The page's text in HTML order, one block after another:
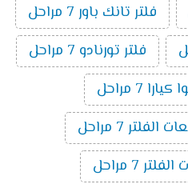
فلتر تانك باور 7 مراحل
فلتر تورنادو 7 مراحل
7 مراحل
7 مراحل
7 مراحل